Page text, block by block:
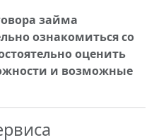
займа
ознакомиться со
оценить
и возможные